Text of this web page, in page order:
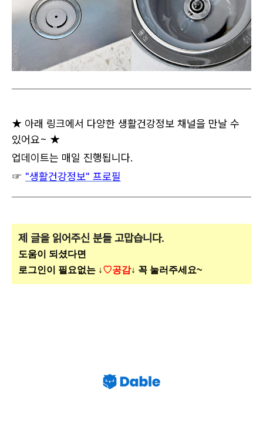
★ 아래 링크에서 다양한 생활건강정보 채널을 만날 수
있어요~ ★
업데이트는 매일 진행됩니다.
☞ "생활건강정보" 프로필
제 글을 읽어주신 분들 고맙습니다.
도움이 되셨다면
로그인이 필요없는 ↓♡공감↓ 꼭 눌러주세요~